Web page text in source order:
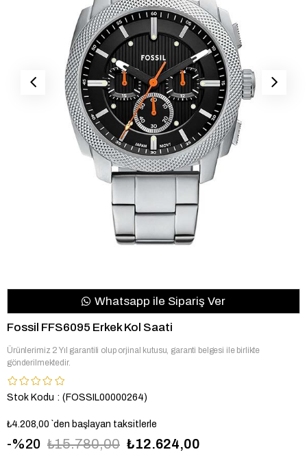
Whatsapp ile Sipariş Ver
Fossil FFS6095 Erkek Kol Saati
Ürünlerimiz 2 Yıl garantili olup orjinal kutusu, garanti belgesi ile birlikte
gönderilmektedir.
Stok Kodu (FOSSIL00000264)
₺4.208,00 `den başlayan taksitlerle
20 ₺15.780,00 ₺12.624,00